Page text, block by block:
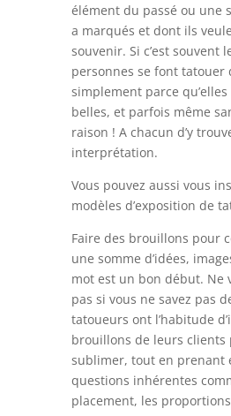
élément du passé ou une
a marqués et dont ils
souvenir. Si c’est souvent
personnes se font tatouer
simplement parce
belles, et parfois même
raison ! A chacun d’y
interprétation.
Vous pouvez aussi vous
modèles d’exposition de
Faire des brouillons pour
une somme d’idées,
mot est un bon début. Ne
pas si vous ne savez pas
tatoueurs ont l’habitude
brouillons de leurs clients
sublimer, tout en prenant
questions inhérentes
placement, les